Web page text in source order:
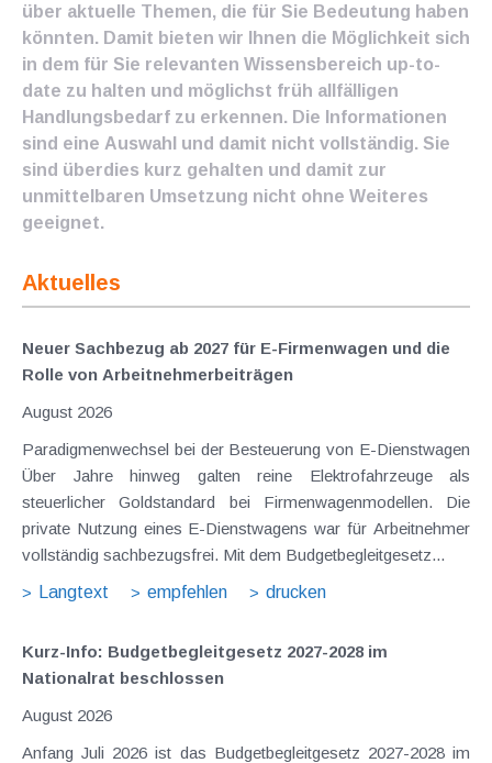
über aktuelle Themen, die für Sie Bedeutung haben
könnten. Damit bieten wir Ihnen die Möglichkeit sich
in dem für Sie relevanten Wissensbereich up-to-
date zu halten und möglichst früh allfälligen
Handlungsbedarf zu erkennen. Die Informationen
sind eine Auswahl und damit nicht vollständig. Sie
sind überdies kurz gehalten und damit zur
unmittelbaren Umsetzung nicht ohne Weiteres
geeignet.
Aktuelles
Neuer Sachbezug ab 2027 für E-Firmenwagen und die
Rolle von Arbeitnehmer​­beiträgen
August 2026
Paradigmenwechsel bei der Besteuerung von E-Dienstwagen
Über Jahre hinweg galten reine Elektrofahrzeuge als
steuerlicher Goldstandard bei Firmenwagenmodellen. Die
private Nutzung eines E-Dienstwagens war für Arbeitnehmer
vollständig sachbezugsfrei. Mit dem Budgetbegleitgesetz...
Langtext
empfehlen drucken
Kurz-Info: Budgetbegleitgesetz 2027-2028 im
Nationalrat beschlossen
August 2026
Anfang Juli 2026 ist das Budgetbegleitgesetz 2027-2028 im